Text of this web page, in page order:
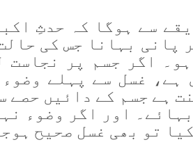
سے ہوگا کہ حدثِ
پانی بہانا جس کی
ہو۔ اگر جسم پر
ہے، غسل سے پہلے
ہے جسم کے دائیں
اور اگر وضوء
تو بھی غسل صحیح